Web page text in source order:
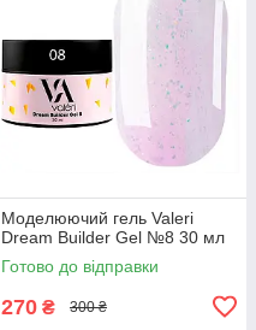
Моделюючий гель Valeri
Dream Builder Gel №8 30 мл
Готово до відправки
270 ₴ 300 ₴